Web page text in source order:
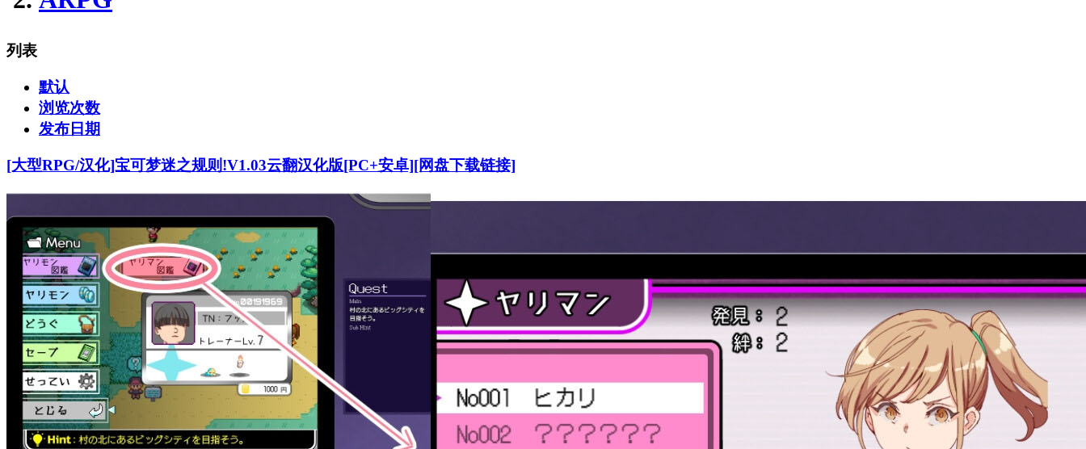
列表
默认
浏览次数
发布日期
[大型RPG/汉化]宝可梦迷之规则!V1.03云翻汉化版[PC+安卓][网盘下载链接]